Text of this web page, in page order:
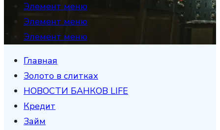
Элемент меню
Элемент меню
Элемент меню
Главная
Золото в слитках
НОВОСТИ БАНКОВ LIFE
Кредит
Займ